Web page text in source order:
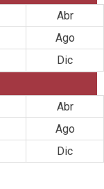
Abr
Ago
Dic
Abr
Ago
Dic